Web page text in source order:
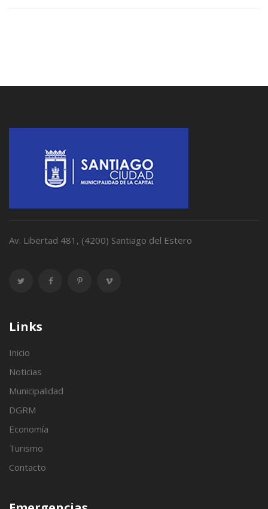
Av. Libertad 481, (4200) Santiago del Estero
Links
Inicio
Noticias
Municipalidad
DGRM
Economía
Turismo
Contacto